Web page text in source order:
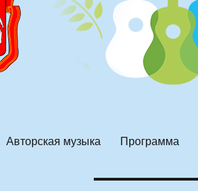
Авторская музыка Программа